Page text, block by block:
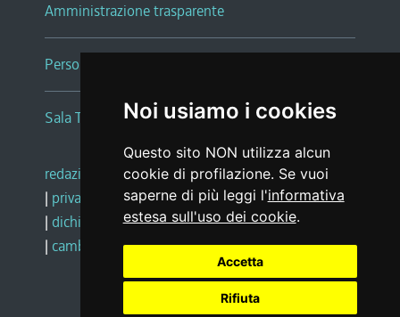
Noi usiamo i cookies
Questo sito NON utilizza alcun
cookie di profilazione. Se vuoi
saperne di più leggi l'informativa
estesa sull'uso dei cookie.
Accetta
Rifiuta
Amministrazione trasparente
Persone e Uffici
Sala Tiziano Tessitori
redazione web |note legali |glossario
| privacy
social media policy
| dichiarazione di accessibilità |feedback
| cambio preferenze cookie
Realizzato da